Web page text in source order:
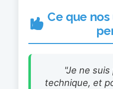
Ce que
"Je ne
technique, et